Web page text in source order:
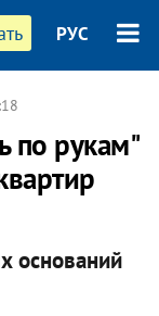
РУС
по рукам"
оснований